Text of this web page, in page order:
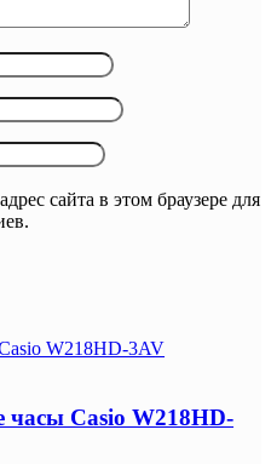
сайта в этом браузере для
W218HD-3AV
Casio W218HD-